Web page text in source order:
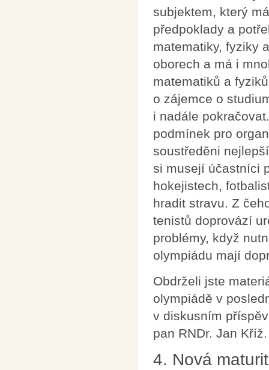
subjektem, který
předpoklady a
matematiky, fyziky
oborech a má i
matematiků a
o zájemce o
i nadále
podmínek pro
soustředěni
si musejí účastníci
hokejistech,
hradit stravu. Z
tenistů doprovází
problémy, když
olympiádu mají
Obdrželi jste
olympiádě v
v diskusním
pan RNDr. Jan Kříž.
4. Nová